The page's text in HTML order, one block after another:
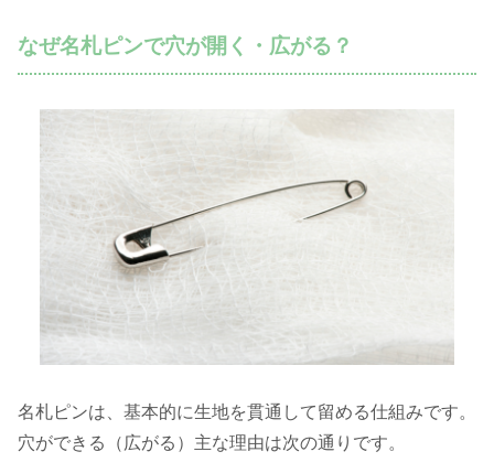
なぜ名札ピンで穴が開く・広がる？
名札ピンは、基本的に生地を貫通して留める仕組みです。
穴ができる（広がる）主な理由は次の通りです。